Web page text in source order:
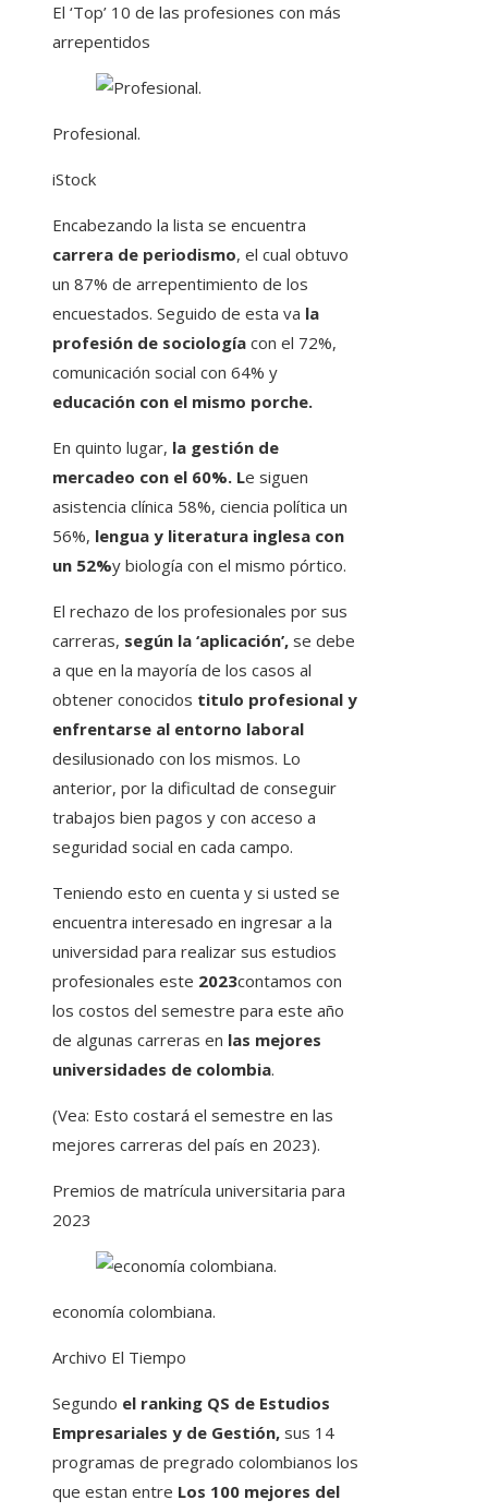
El ‘Top’ 10 de las profesiones con más
arrepentidos
Profesional.
iStock
Encabezando la lista se encuentra
carrera de periodismo, el cual obtuvo
un 87% de arrepentimiento de los
encuestados. Seguido de esta va la
profesión de sociología con el 72%,
comunicación social con 64% y
educación con el mismo porche.
En quinto lugar, la gestión de
mercadeo con el 60%. Le siguen
asistencia clínica 58%, ciencia política un
56%, lengua y literatura inglesa con
un 52%y biología con el mismo pórtico.
El rechazo de los profesionales por sus
carreras, según la ‘aplicación’, se debe
a que en la mayoría de los casos al
obtener conocidos titulo profesional y
enfrentarse al entorno laboral
desilusionado con los mismos. Lo
anterior, por la dificultad de conseguir
trabajos bien pagos y con acceso a
seguridad social en cada campo.
Teniendo esto en cuenta y si usted se
encuentra interesado en ingresar a la
universidad para realizar sus estudios
profesionales este 2023contamos con
los costos del semestre para este año
de algunas carreras en las mejores
universidades de colombia.
(Vea: Esto costará el semestre en las
mejores carreras del país en 2023).
Premios de matrícula universitaria para
2023
economía colombiana.
Archivo El Tiempo
Segundo el ranking QS de Estudios
Empresariales y de Gestión, sus 14
programas de pregrado colombianos los
que estan entre Los 100 mejores del